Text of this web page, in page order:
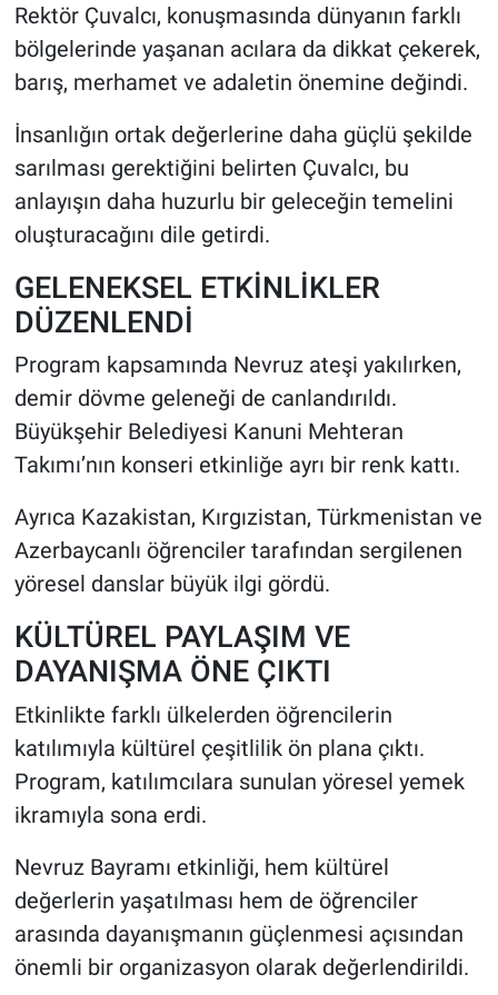
Rektör Çuvalcı, konuşmasında dünyanın farklı
bölgelerinde yaşanan acılara da dikkat çekerek,
barış, merhamet ve adaletin önemine değindi.
İnsanlığın ortak değerlerine daha güçlü şekilde
sarılması gerektiğini belirten Çuvalcı, bu
anlayışın daha huzurlu bir geleceğin temelini
oluşturacağını dile getirdi.
GELENEKSEL ETKİNLİKLER
DÜZENLENDİ
Program kapsamında Nevruz ateşi yakılırken,
demir dövme geleneği de canlandırıldı.
Büyükşehir Belediyesi Kanuni Mehteran
Takımı’nın konseri etkinliğe ayrı bir renk kattı.
Ayrıca Kazakistan, Kırgızistan, Türkmenistan ve
Azerbaycanlı öğrenciler tarafından sergilenen
yöresel danslar büyük ilgi gördü.
KÜLTÜREL PAYLAŞIM VE
DAYANIŞMA ÖNE ÇIKTI
Etkinlikte farklı ülkelerden öğrencilerin
katılımıyla kültürel çeşitlilik ön plana çıktı.
Program, katılımcılara sunulan yöresel yemek
ikramıyla sona erdi.
Nevruz Bayramı etkinliği, hem kültürel
değerlerin yaşatılması hem de öğrenciler
arasında dayanışmanın güçlenmesi açısından
önemli bir organizasyon olarak değerlendirildi.